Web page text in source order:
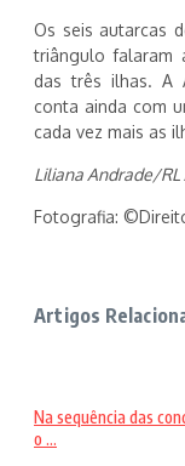
Os seis autarcas
triângulo falaram
das três ilhas. A
conta ainda com
cada vez mais as
Liliana Andrade/RL
Fotografia:
Artigos
Na sequência das
o ...